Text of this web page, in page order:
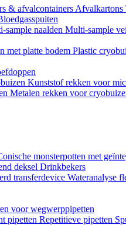
& afvalcontainers Afvalkartons
sample naalden Multi-sample
met platte bodem Plastic
Kunststof rekken voor
Metalen rekken voor
monsterpotten met
deksel Drinkbekers
transferdevice Wateranalyse
voor wegwerppipetten
pipetten Repetitieve pipetten